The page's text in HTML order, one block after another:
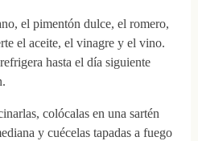
el pimentón dulce, el romero,
el aceite, el vinagre y el vino.
hasta el día siguiente
colócalas en una sartén
y cuécelas tapadas a fuego